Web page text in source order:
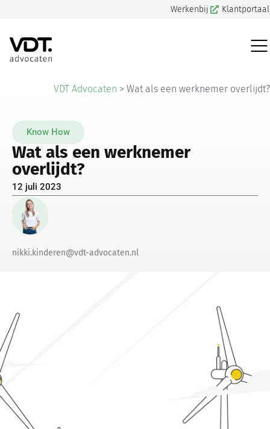
Werkenbij Klantportaal
VDT Advocaten > Wat als een werknemer overlijdt?
Know How
Wat als een werknemer
overlijdt?
12 juli 2023
nikki.kinderen@vdt-advocaten.nl